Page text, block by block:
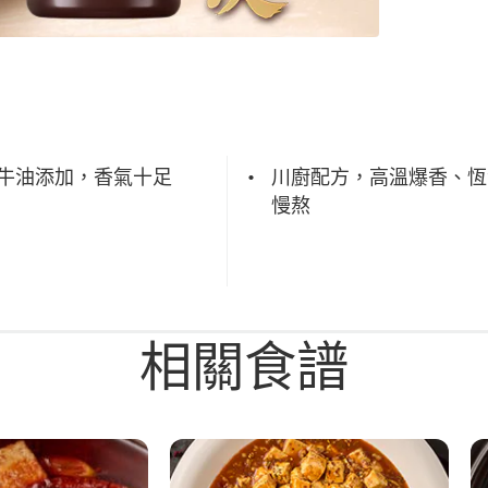
油添加，香氣十足
川廚配方，高溫爆香、
慢熬
相關食譜